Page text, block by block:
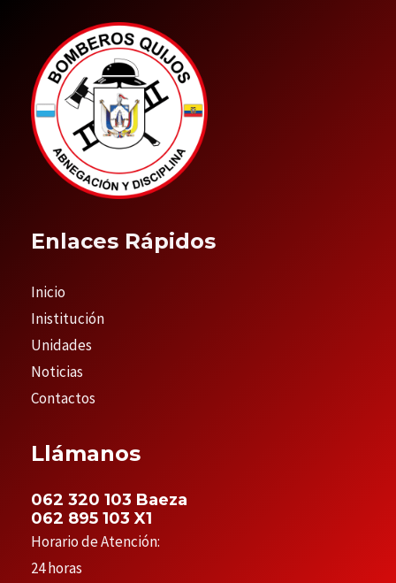
Enlaces Rápidos
Inicio
Inistitución
Unidades
Noticias
Contactos
Llámanos
062 320 103 Baeza
062 895 103 X1
Horario de Atención:
24 horas